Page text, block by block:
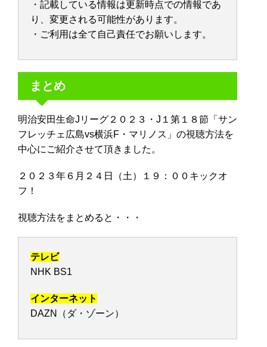
・記載している情報は更新時点での情報であ
り、変更される可能性があります。
・ご利用は全て自己責任でお願いします。
まとめ
明治安田生命Jリーグ２０２３・J１第１８節「サン
フレッチェ広島vs横浜F・マリノス」の視聴方法を
中心にご紹介させて頂きました。
２０２３年６月２４日（土）１９：００キックオ
フ！
視聴方法をまとめると・・・
テレビ
NHK BS1
インターネット
DAZN（ダ・ゾーン）